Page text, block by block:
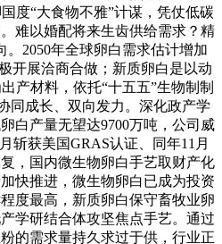
度“大食物不雅”计谋，凭仗低碳
难以婚配将来生齿供给需求？精
2050年全球卵白需求估计增加
开展洽商合做；新质卵白是以动
产材料，依托“十五五”生物制制
同成长、双向发力。深化政产学
白产量无望达9700万吨，公司威
斩获美国GRAS认证、同年11月
，国内微生物卵白手艺取财产化
快推进，微生物卵白已成为投资
度最高，新质卵白保守畜牧业卵
学研结合体攻坚焦点手艺。通过
的需求量持久求过于供，行业正